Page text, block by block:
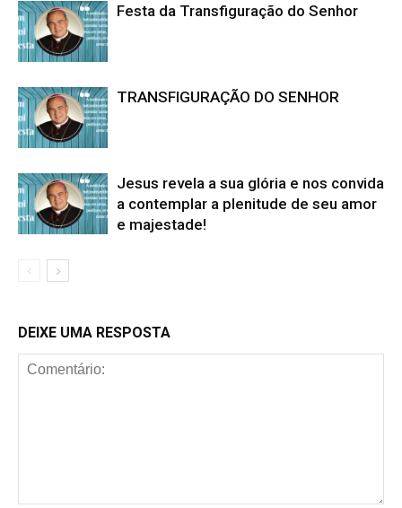
Festa da Transfiguração do Senhor
TRANSFIGURAÇÃO DO SENHOR
Jesus revela a sua glória e nos convida
a contemplar a plenitude de seu amor
e majestade!
DEIXE UMA RESPOSTA